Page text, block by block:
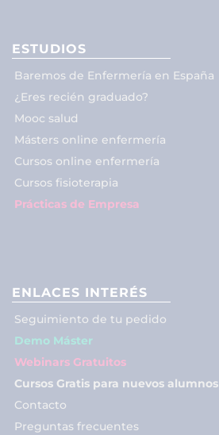
ESTUDIOS
Baremos de Enfermería en España
¿Eres recién graduado?
Mooc salud
Másters online enfermería
Cursos online enfermería
Cursos fisioterapia
Prácticas de Empresa
ENLACES INTERÉS
Seguimiento de tu pedido
Demo Máster
Webinars Gratuitos
Cursos Gratis para nuevos alumnos
Contacto
Preguntas frecuentes